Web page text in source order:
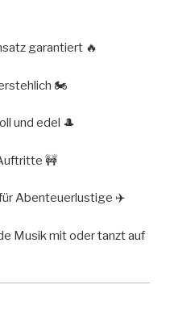
garantiert 🔥
🏍️
und edel 🎩
🚧
Abenteuerlustige ✈️
Musik mit oder tanzt auf